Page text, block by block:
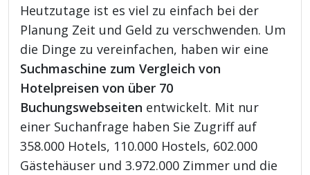
Heutzutage ist es viel zu einfach bei der
Planung Zeit und Geld zu verschwenden. Um
die Dinge zu vereinfachen, haben wir eine
Suchmaschine zum Vergleich von
Hotelpreisen von über 70
Buchungswebseiten entwickelt. Mit nur
einer Suchanfrage haben Sie Zugriff auf
358.000 Hotels, 110.000 Hostels, 602.000
Gästehäuser und 3.972.000 Zimmer und die